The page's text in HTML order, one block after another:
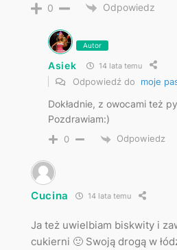
0 Odpowiedz
Autor
Asiek 14 lata temu
Odpowiedź do moje
Dokładnie, z owocami też
Pozdrawiam:)
0 Odpowiedz
Cucina 14 lata temu
Ja też uwielbiam biskwity i
cukierni 🙂 Swoją drogą w